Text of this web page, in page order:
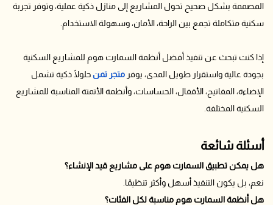
المصممة بشكل صحيح تحول المشاريع إلى منازل ذكية عملية، وتوفر تجربة
سكنية متكاملة تجمع بين الراحة، الأمان، وسهولة الاستخدام.
إذا كنت تبحث عن تنفيذ أفضل أنظمة السمارت هوم للمشاريع السكنية
بجودة عالية واستقرار طويل المدى، يوفر متجر تمنحلولًا ذكية تشمل
الإضاءة، المفاتيح، الأقفال، الحساسات، وأنظمة الأتمتة المناسبة للمشاريع
السكنية المختلفة.
أسئلة شائعة
هل يمكن تطبيق السمارت هوم على مشاريع قيد الإنشاء؟
نعم، بل يكون التنفيذ أسهل وأكثر تنظيمًا.
هل أنظمة السمارت هوم مناسبة لكل الفئات؟